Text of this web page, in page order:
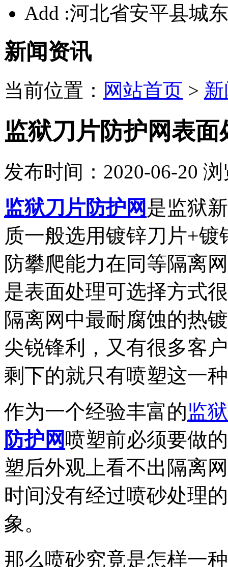
Add :河北省安平县城
新闻资讯
当前位置： 网站首页 >
监狱刀片防护网表
发布时间：2020-06-20 浏
监狱刀片防护网 是监狱
质一般选用镀锌刀片+
防攀爬能力在同等隔离
是表面处理可选择方式
隔离网中最耐腐蚀的热
尖锐锋利，又有很多客
剩下的就只有喷塑这一
作为一个经验丰富的监
防护网喷塑前必须要做
塑后外观上看不出隔离
时间没有经过喷砂处理
象。
那么喷砂究竟是怎样一